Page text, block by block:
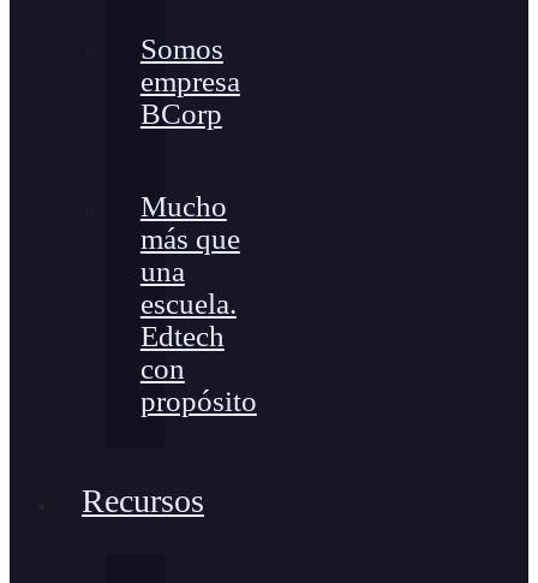
Somos
empresa
BCorp
Mucho
más que
una
escuela.
Edtech
con
propósito
Recursos